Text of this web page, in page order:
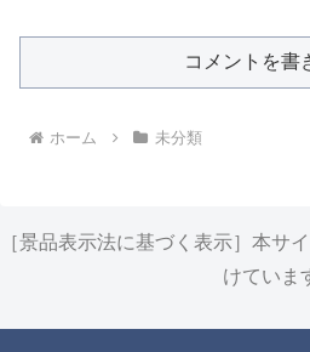
コメントを書
ホーム 未分類
［景品表示法に基づく表示］本サ
けていま